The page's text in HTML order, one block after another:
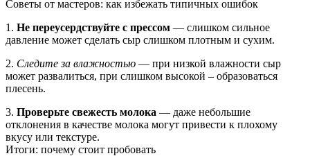
Советы от мастеров: как избежать типичных ошибок
1. Не переусердствуйте с прессом — слишком сильное
давление может сделать сыр слишком плотным и сухим.
2. Следите за влажностью — при низкой влажности сыр
может развалиться, при слишком высокой – образоваться
плесень.
3. Проверьте свежесть молока — даже небольшие
отклонения в качестве молока могут привести к плохому
вкусу или текстуре.
Итоги: почему стоит пробовать